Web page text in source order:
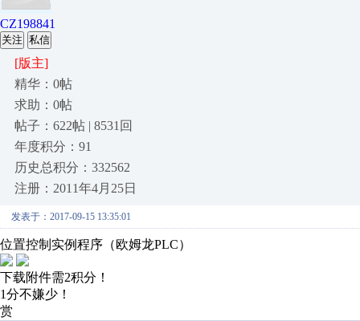
CZ198841
关注 私信
[版主]
精华：0帖
求助：0帖
帖子：622帖 | 8531回
年度积分：91
历史总积分：332562
注册：2011年4月25日
发表于：2017-09-15 13:35:01
位置控制实例程序（欧姆龙PLC）
下载附件需2积分！
1分不嫌少！
赏